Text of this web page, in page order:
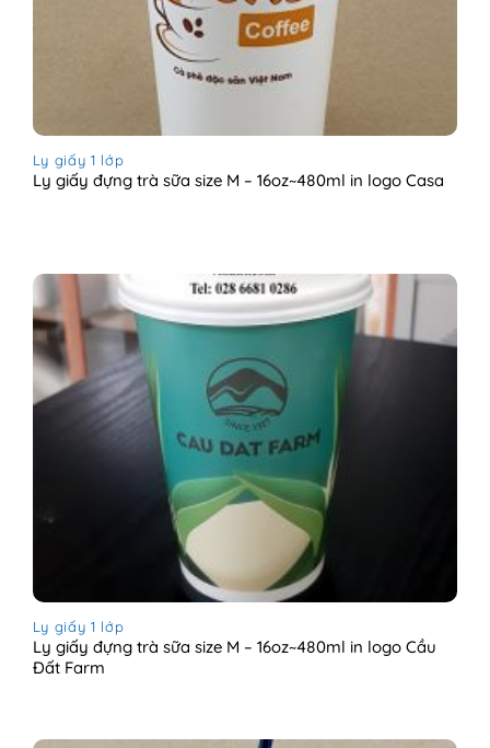
Ly giấy 1 lớp
Ly giấy đựng trà sữa size M – 16oz~480ml in logo Casa
Ly giấy 1 lớp
Ly giấy đựng trà sữa size M – 16oz~480ml in logo Cầu
Đất Farm